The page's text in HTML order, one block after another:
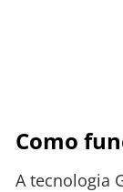
Como
A tecnologia